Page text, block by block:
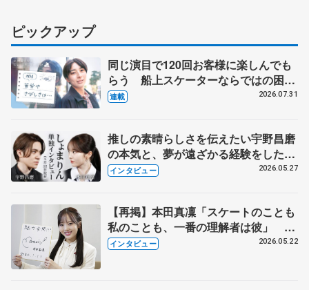
ピックアップ
同じ演目で120回お客様に楽しんでも
らう 船上スケーターならではの困難
とは 影響あったPIW前キャプテン松
連載 2026.07.31
推しの素晴らしさを伝えたい宇野昌磨
の本気と、夢が遠ざかる経験をした本
田真凜の覚悟
インタビュー 2026.05.27
【再掲】本田真凜「スケートのことも
私のことも、一番の理解者は彼」 引
退時の単独インタビューで語った競技
インタビュー 2026.05.22